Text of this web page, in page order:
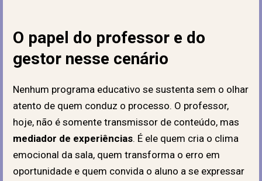
O papel do professor e do
gestor nesse cenário
Nenhum programa educativo se sustenta sem o olhar
atento de quem conduz o processo. O professor,
hoje, não é somente transmissor de conteúdo, mas
mediador de experiências. É ele quem cria o clima
emocional da sala, quem transforma o erro em
oportunidade e quem convida o aluno a se expressar